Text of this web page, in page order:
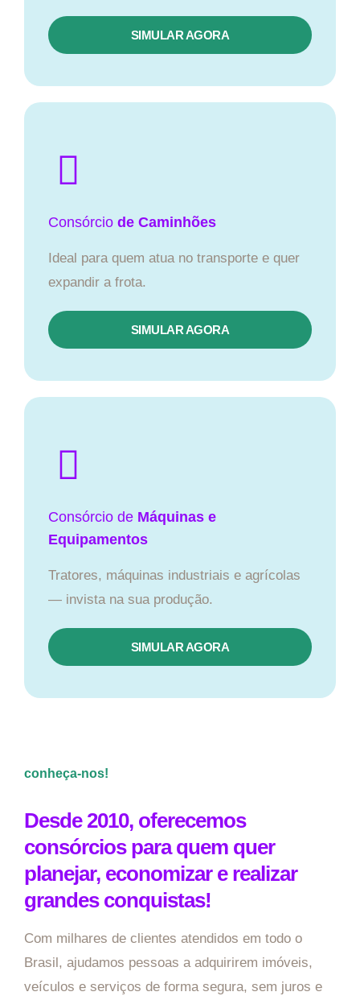
SIMULAR AGORA
Consórcio de Caminhões
Ideal para quem atua no transporte e quer
expandir a frota.
SIMULAR AGORA
Consórcio de Máquinas e
Equipamentos
Tratores, máquinas industriais e agrícolas
— invista na sua produção.
SIMULAR AGORA
conheça-nos!
Desde 2010, oferecemos
consórcios para quem quer
planejar, economizar e realizar
grandes conquistas!
Com milhares de clientes atendidos em todo o
Brasil, ajudamos pessoas a adquirirem imóveis,
veículos e serviços de forma segura, sem juros e